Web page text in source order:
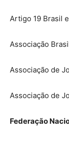
Artigo 19 Brasil
Associação
Associação de
Associação de
Federação